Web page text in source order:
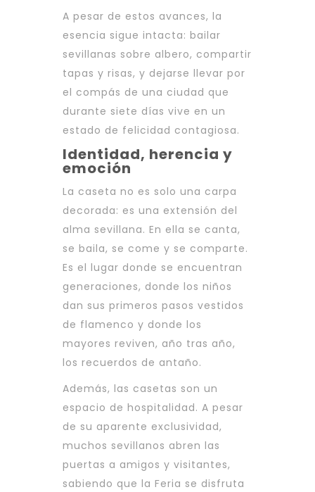
A pesar de estos avances, la
esencia sigue intacta: bailar
sevillanas sobre albero, compartir
tapas y risas, y dejarse llevar por
el compás de una ciudad que
durante siete días vive en un
estado de felicidad contagiosa.
Identidad, herencia y
emoción
La caseta no es solo una carpa
decorada: es una extensión del
alma sevillana. En ella se canta,
se baila, se come y se comparte.
Es el lugar donde se encuentran
generaciones, donde los niños
dan sus primeros pasos vestidos
de flamenco y donde los
mayores reviven, año tras año,
los recuerdos de antaño.
Además, las casetas son un
espacio de hospitalidad. A pesar
de su aparente exclusividad,
muchos sevillanos abren las
puertas a amigos y visitantes,
sabiendo que la Feria se disfruta